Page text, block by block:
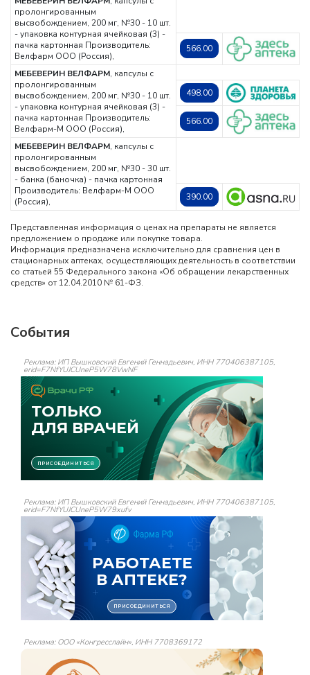
пролонгированным
высвобождением, 200 мг, №30 - 10 шт.
- упаковка контурная ячейковая (3) -
пачка картонная Производитель:
Велфарм ООО (Россия),
566.00
МЕБЕВЕРИН ВЕЛФАРМ, капсулы с
пролонгированным
высвобождением, 200 мг, №30 - 10 шт.
- упаковка контурная ячейковая (3) -
пачка картонная Производитель:
Велфарм-М ООО (Россия),
498.00
566.00
МЕБЕВЕРИН ВЕЛФАРМ, капсулы с
пролонгированным
высвобождением, 200 мг, №30 - 30 шт.
- банка (баночка) - пачка картонная
Производитель: Велфарм-М ООО
(Россия),
390.00
Представленная информация о ценах на препараты не является
предложением о продаже или покупке товара.
Информация предназначена исключительно для сравнения цен в
стационарных аптеках, осуществляющих деятельность в соответствии
со статьей 55 Федерального закона «Об обращении лекарственных
средств» от 12.04.2010 № 61-ФЗ.
События
Реклама: ИП Вышковский Евгений Геннадьевич, ИНН 770406387105,
erid=F7NfYUJCUneP5W78VwNF
Реклама: ИП Вышковский Евгений Геннадьевич, ИНН 770406387105,
erid=F7NfYUJCUneP5W79xufv
Реклама: ООО «Конгресслайн», ИНН 7708369172